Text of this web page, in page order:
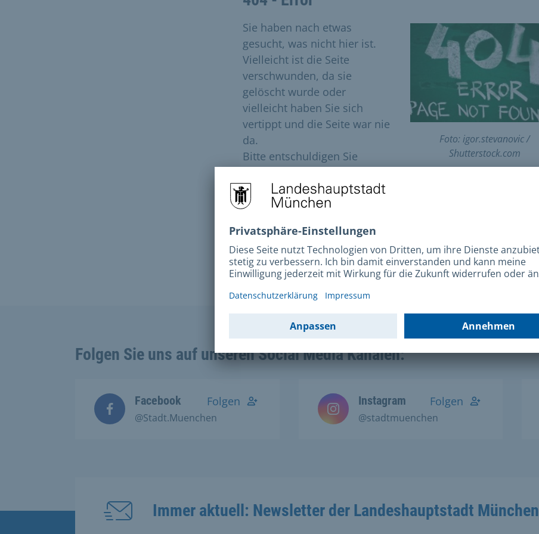
Foto: igor.stevanovic /
Shutterstock.com
Sie haben nach etwas
gesucht, was nicht hier ist.
Vielleicht ist die Seite
verschwunden, da sie
gelöscht wurde oder
vielleicht haben Sie sich
vertippt und die Seite war nie
da.
Bitte entschuldigen Sie
Bitte versuchen Sie folgende Möglichkeiten:
entsprechende Seite zu finden.
Versuchen Sie den gewünschten Inhalt überunsere
Homepagezu finden.
Folgen Sie uns auf unseren Social Media Kanälen:
Facebook
@Stadt.Muenchen
Folgen Instagram
@stadtmuenchen
Folgen
Immer aktuell: Newsletter der Landeshauptstadt München